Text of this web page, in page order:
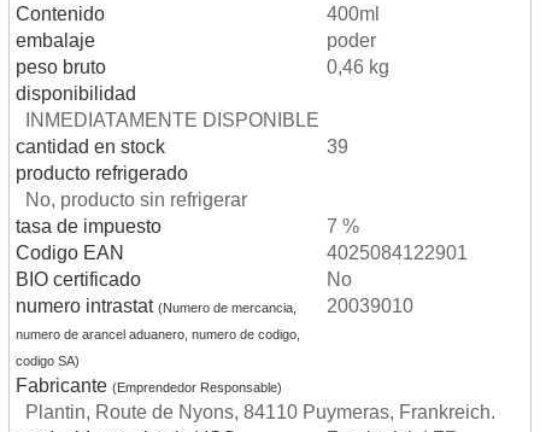
Contenido
400ml
embalaje
poder
peso bruto
0,46 kg
disponibilidad
INMEDIATAMENTE DISPONIBLE
cantidad en stock
39
producto refrigerado
No, producto sin refrigerar
tasa de impuesto
7 %
Codigo EAN
4025084122901
BIO certificado
No
numero intrastat (Numero de mercancia,
numero de arancel aduanero, numero de codigo,
codigo SA)
20039010
Fabricante (Emprendedor Responsable)
Plantin, Route de Nyons, 84110 Puymeras, Frankreich.